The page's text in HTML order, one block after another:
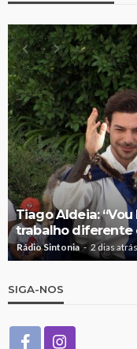
Tiago Aldeia:
trabalho diferente
Rádio Sintonia 2 dias atrás
SIGA-NOS